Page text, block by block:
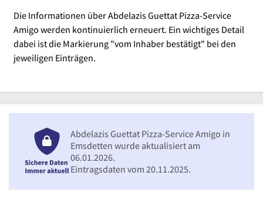
Die Informationen über Abdelazis Guettat Pizza-Service
Amigo werden kontinuierlich erneuert. Ein wichtiges Detail
dabei ist die Markierung "vom Inhaber bestätigt" bei den
jeweiligen Einträgen.
Abdelazis Guettat Pizza-Service Amigo in
Emsdetten wurde aktualisiert am
06.01.2026.
Eintragsdaten vom 20.11.2025.